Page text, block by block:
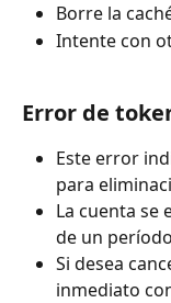
Borre la
Intente con
Error de
Este error
para
La cuenta se
de un
Si desea
inmediato